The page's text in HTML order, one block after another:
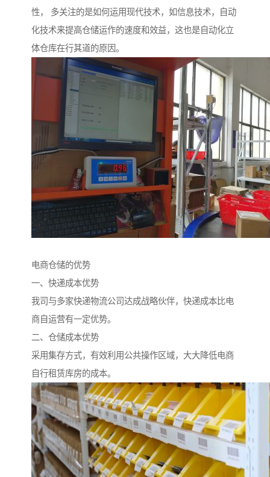
性， 多关注的是如何运用现代技术，如信息技术，自动
化技术来提高仓储运作的速度和效益，这也是自动化立
体仓库在行其道的原因。
电商仓储的优势
一、快递成本优势
我司与多家快递物流公司达成战略伙伴，快递成本比电
商自运营有一定优势。
二、仓储成本优势
采用集存方式，有效利用公共操作区域，大大降低电商
自行租赁库房的成本。